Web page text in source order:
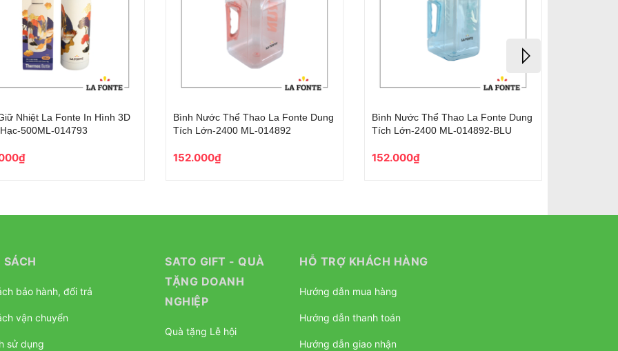
Bình Nước Thể Thao La Fonte Dung
Tích Lớn-2400 ML-014892-BLU
152.000₫
Bình Giữ Nhiệt Phiên Bản Phối Màu
Phong Cách La Fonte 500 ML-
277.000₫
Bình Giữ Nhiệt Phiên Bản Phối Màu
Phong Cách La Fonte 500 ML-
277.000₫
SÁCH
bảo hành, đổi trả
vận chuyển
sử dụng
SATO GIFT - QUÀ
TẶNG DOANH
NGHIỆP
Quà tặng Lễ hội
HỖ TRỢ KHÁCH HÀNG
Hướng dẫn mua hàng
Hướng dẫn thanh toán
Hướng dẫn giao nhận